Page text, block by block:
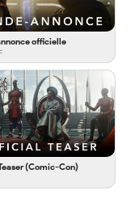
officielle
(Comic-Con)